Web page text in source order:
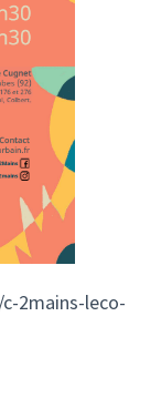
2mains-leco-